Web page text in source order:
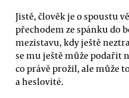
Jistě, člověk je o spoustu
přechodem ze spánku do
mezistavu, kdy ještě
se mu ještě může podařit
co právě prožil, ale může
a heslovité.